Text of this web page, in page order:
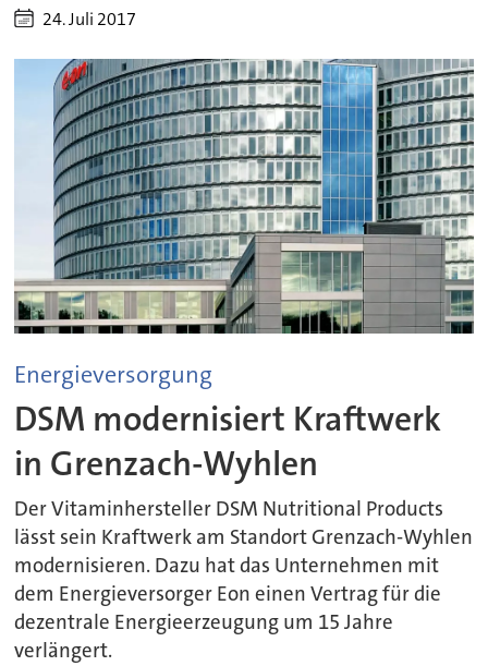
24. Juli 2017
Energieversorgung
DSM modernisiert Kraftwerk
in Grenzach-Wyhlen
Der Vitaminhersteller DSM Nutritional Products
lässt sein Kraftwerk am Standort Grenzach-Wyhlen
modernisieren. Dazu hat das Unternehmen mit
dem Energieversorger Eon einen Vertrag für die
dezentrale Energieerzeugung um 15 Jahre
verlängert.